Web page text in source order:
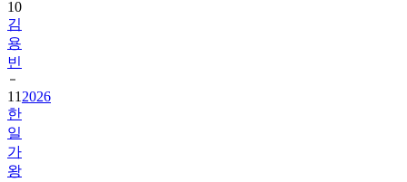
용
빈
11
한
일
가
왕
전